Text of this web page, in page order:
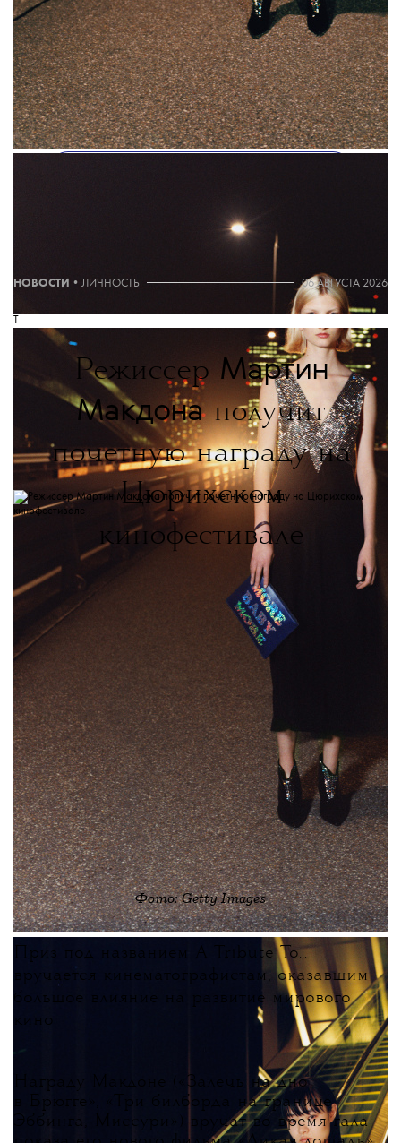
Его съемки проходили в ночном Токио, снимал лукбук
фотограф Лоуренс Эллис. По словам Кристофера Кейна, для
него этот город — бесконечный источник вдохновения.
В июне этого года Keringпродалибренд Christopher Kane
его основателю.
The Blueprint будет чаще появляться у вас в Google
НОВОСТИ • ЛИЧНОСТЬ 06 АВГУСТА 2026
T
РежиссерМартин
Макдонаполучит
почетную награду на
Цюрихском
кинофестивале
Фото: Getty Images
Приз под названием A Tribute To...
вручается кинематографистам, оказавшим
большое влияние на развитие мирового
кино.
Награду Макдоне («Залечь на дно
в Брюгге», «Три билборда на границе
Эббинга, Миссури») вручат во время гала-